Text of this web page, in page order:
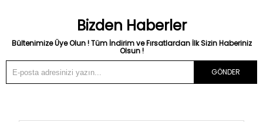
Bizden Haberler
Bültenimize Üye Olun ! Tüm İndirim ve Fırsatlardan İlk Sizin Haberiniz
Olsun !
GÖNDER